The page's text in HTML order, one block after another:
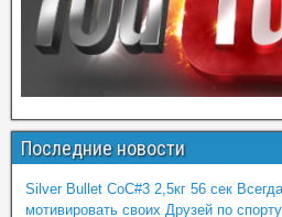
Последние новости
Silver Bullet CoC#3 2,5кг 56 сек
мотивировать своих Друзей по